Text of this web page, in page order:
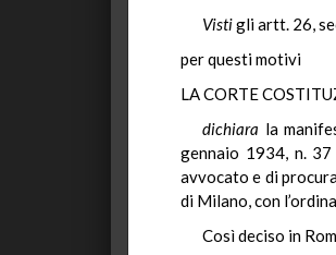
Vistigli artt. 26,
per questi motivi
LA CORTE
dichiara la
gennaio 1934, n.
avvocato e di
di Milano, con
Così deciso in